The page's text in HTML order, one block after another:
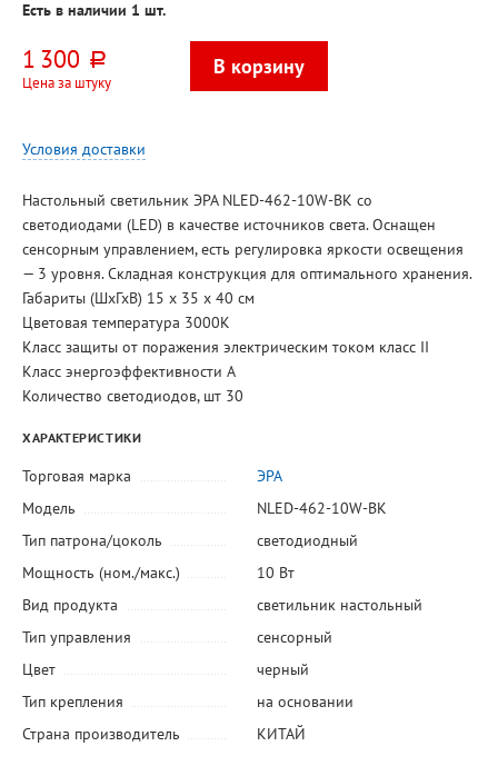
Есть в наличии 1 шт.
1 300 руб.
Цена за штуку
Условия доставки
Настольный светильник ЭРА NLED-462-10W-BK со
светодиодами (LED) в качестве источников света. Оснащен
сенсорным управлением, есть регулировка яркости освещения
— 3 уровня. Складная конструкция для оптимального хранения.
Габариты (ШхГхВ) 15 х 35 х 40 см
Цветовая температура 3000К
Класс защиты от поражения электрическим током класс II
Класс энергоэффективности A
Количество светодиодов, шт 30
ХАРАКТЕРИСТИКИ
Торговая марка
ЭРА
Модель
NLED-462-10W-BK
Тип патрона/цоколь
светодиодный
Мощность (ном./макс.)
10 Вт
Вид продукта
светильник настольный
Тип управления
сенсорный
Цвет
черный
Тип крепления
на основании
Страна производитель
КИТАЙ